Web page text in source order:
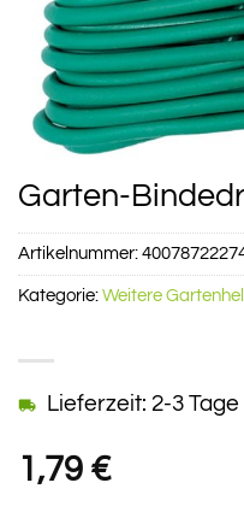
Garten-
1,79 €
Lieferzeit: 2-3 Tage
Artikelnummer:
Kategorie: Weitere